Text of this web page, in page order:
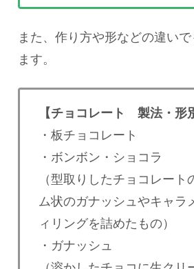
また、作り方や形などの違い
ます。
【チョコレート 製法・形
・板チョコレート
・ボンボン・ショコラ
（型取りしたチョコレート
ム状のガナッシュやキャラ
ィリングを詰めたもの）
・ガナッシュ